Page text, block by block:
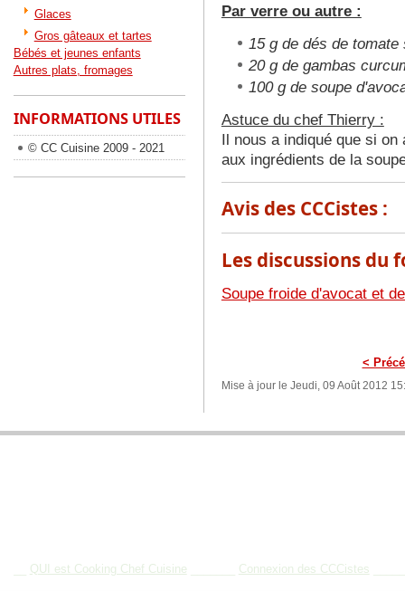
Par verre ou autre :
15 g de dés de tomate
20 g de gambas
100 g de soupe
Astuce du chef Thierry :
Il nous a indiqué que si
aux ingrédients de la
Avis des CCCistes :
Les discussions du
Soupe froide d'avocat et
<
Mise à jour le Jeudi, 09 Août 2012
Glaces
Gros gâteaux et tartes
Bébés et jeunes enfants
Autres plats, fromages
INFORMATIONS UTILES
© CC Cuisine 2009 - 2021
QUI est Cooking Chef Cuisine Connexion des CCCistes